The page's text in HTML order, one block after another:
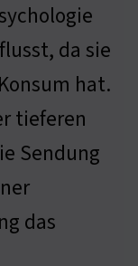
da sie
hat.
tieferen
Sendung
das